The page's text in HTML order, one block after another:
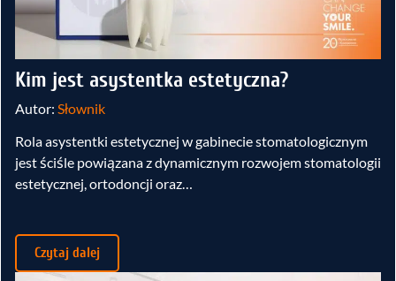
Kim jest asystentka estetyczna?
Autor: Słownik
Rola asystentki estetycznej w gabinecie stomatologicznym
jest ściśle powiązana z dynamicznym rozwojem stomatologii
estetycznej, ortodoncji oraz…
Czytaj dalej